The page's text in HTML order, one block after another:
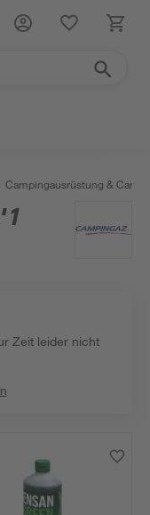
Campingausrüstung &
1
Zeit leider nicht